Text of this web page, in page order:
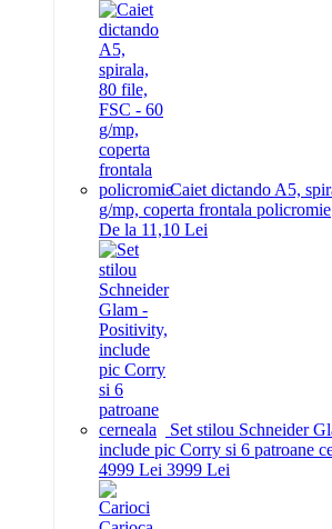
Caiet dictando A5,
g/mp, coperta frontala policromie
De la 11,10 Lei
Set stilou Schneider
include pic Corry si 6 patroane
4999 Lei 3999 Lei